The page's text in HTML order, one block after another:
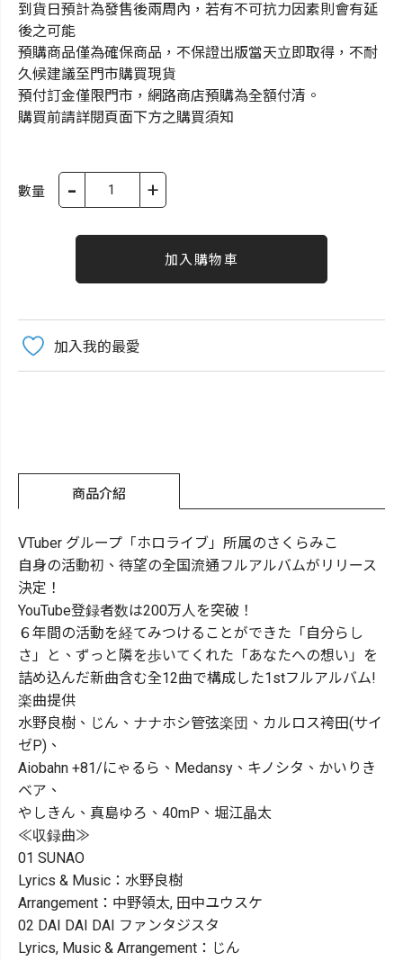
到貨日預計為發售後兩周內，若有不可抗力因素則會有延
後之可能
預購商品僅為確保商品，不保證出版當天立即取得，不耐
久候建議至門市購買現貨
預付訂金僅限門市，網路商店預購為全額付清。
購買前請詳閱頁面下方之購買須知
數量 - +
加入購物車
加入我的最愛
商品介紹
VTuber グループ「ホロライブ」所属のさくらみこ
自身の活動初、待望の全国流通フルアルバムがリリース
決定！
YouTube登録者数は200万人を突破！
６年間の活動を経てみつけることができた「自分らし
さ」と、ずっと隣を歩いてくれた「あなたへの想い」を
詰め込んだ新曲含む全12曲で構成した1stフルアルバム!
楽曲提供
水野良樹、じん、ナナホシ管弦楽団、カルロス袴田(サイ
ゼP)、
Aiobahn +81/にゃるら、Medansy、キノシタ、かいりき
ベア、
やしきん、真島ゆろ、40mP、堀江晶太
≪収録曲≫
01 SUNAO
Lyrics & Music：水野良樹
Arrangement：中野領太, 田中ユウスケ
02 DAI DAI DAI ファンタジスタ
Lyrics, Music & Arrangement：じん